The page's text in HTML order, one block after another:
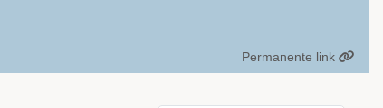
Permanente link